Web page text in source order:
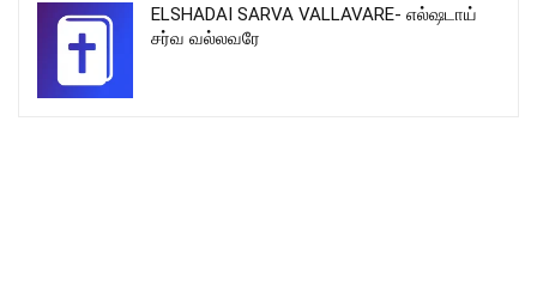
ELSHADAI SARVA VALLAVARE- எல்ஷடாய்
சர்வ வல்லவரே